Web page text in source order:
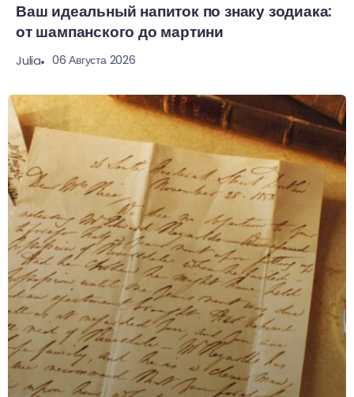
Ваш идеальный напиток по знаку зодиака:
от шампанского до мартини
Julia 06 Августа 2026